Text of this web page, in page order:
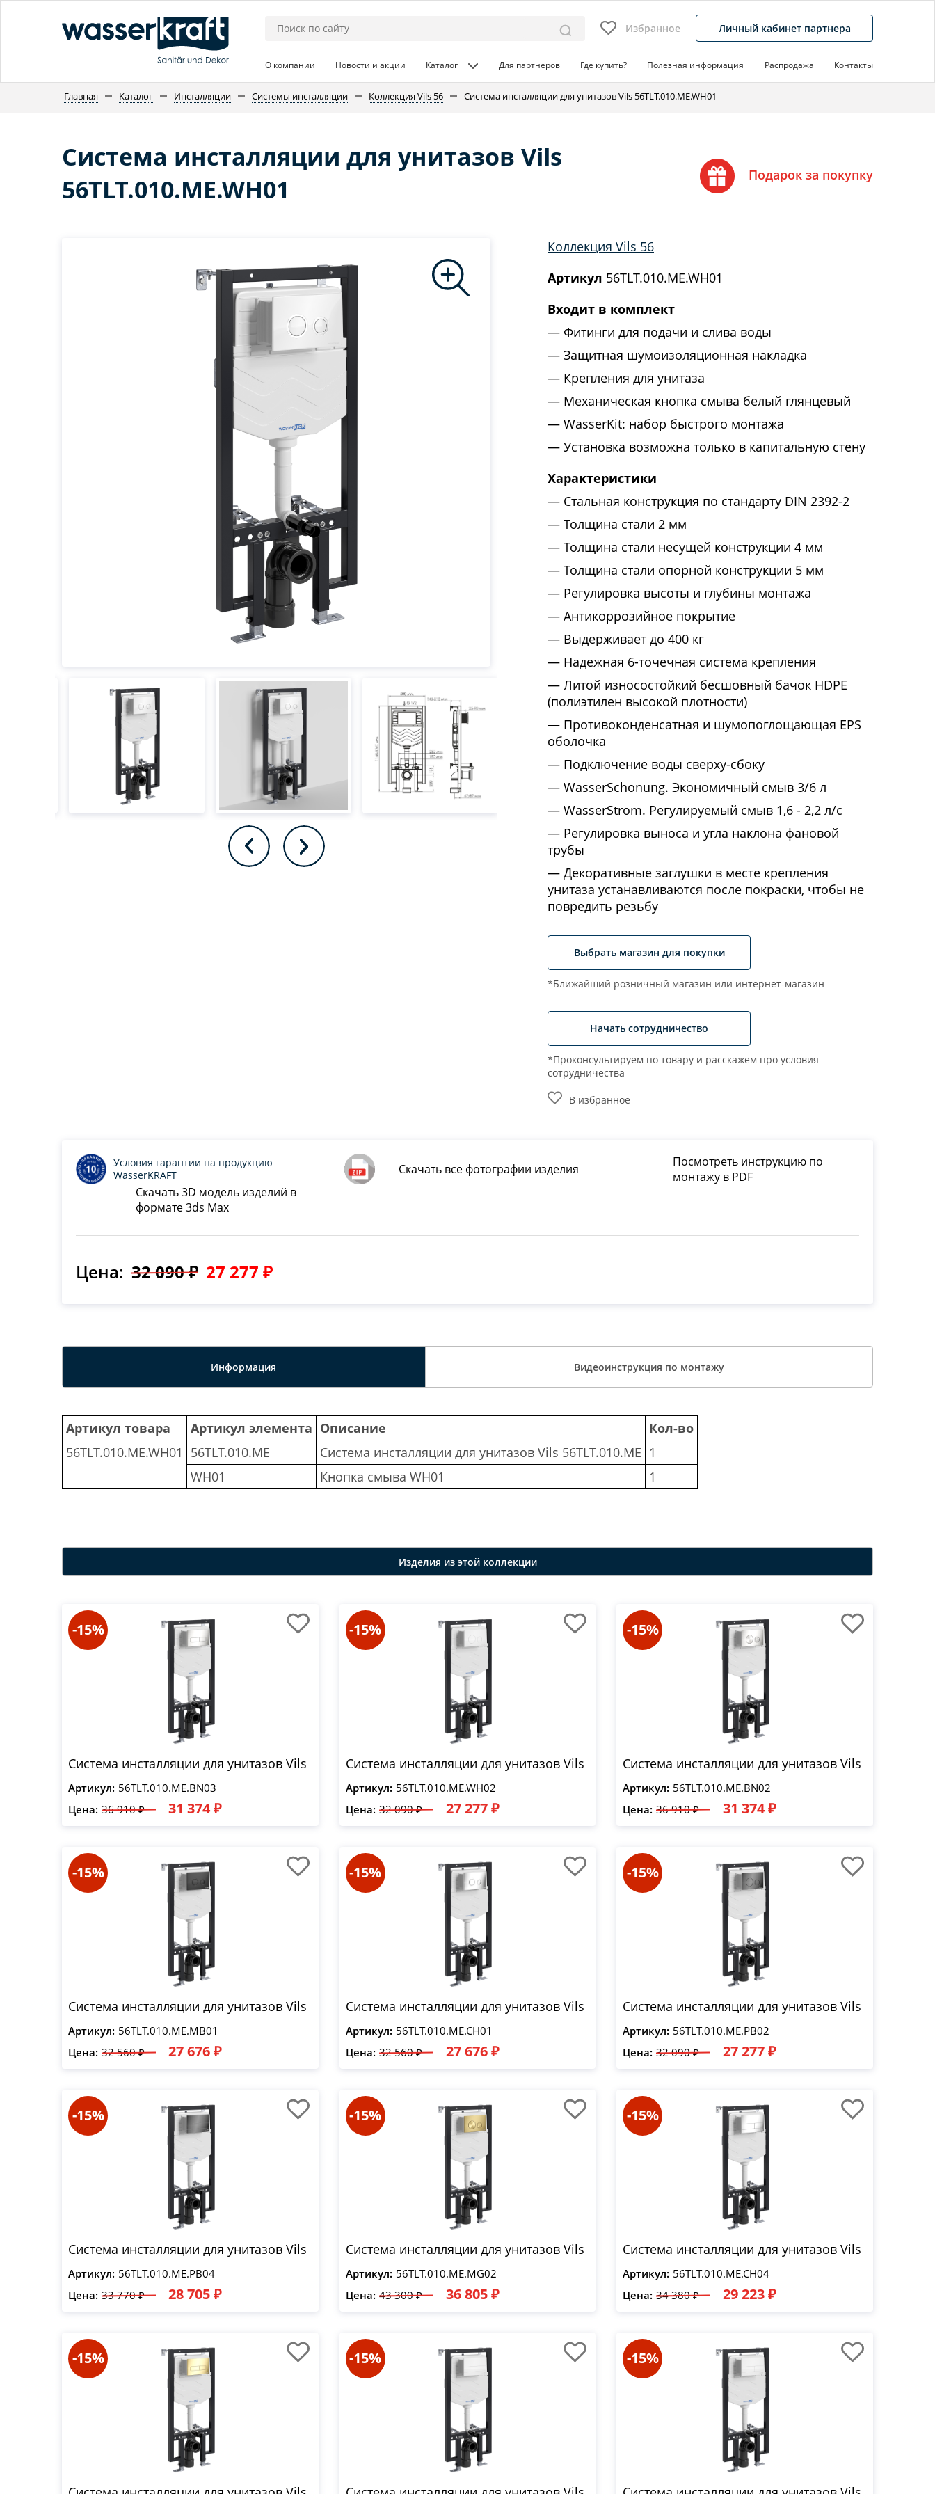
Избранное Личный кабинет партнера
О компании Новости и акции Каталог Для партнёров Где купить? Полезная информация Распродажа Контакты
Главная Каталог Инсталляции Системы инсталляции Коллекция Vils 56 Система инсталляции для унитазов Vils 56TLT.010.ME.WH01
Система инсталляции для унитазов Vils
56TLT.010.ME.WH01
Подарок за покупку
Коллекция Vils 56
Артикул 56TLT.010.ME.WH01
Входит в комплект
Фитинги для подачи и слива воды
Защитная шумоизоляционная накладка
Крепления для унитаза
Механическая кнопка смыва белый глянцевый
WasserKit: набор быстрого монтажа
Установка возможна только в капитальную стену
Характеристики
Стальная конструкция по стандарту DIN 2392-2
Толщина стали 2 мм
Толщина стали несущей конструкции 4 мм
Толщина стали опорной конструкции 5 мм
Регулировка высоты и глубины монтажа
Антикоррозийное покрытие
Выдерживает до 400 кг
Надежная 6-точечная система крепления
Литой износостойкий бесшовный бачок HDPE
(полиэтилен высокой плотности)
Противоконденсатная и шумопоглощающая EPS
оболочка
Подключение воды сверху-сбоку
WasserSchonung. Экономичный смыв 3/6 л
WasserStrom. Регулируемый смыв 1,6 - 2,2 л/с
Регулировка выноса и угла наклона фановой
трубы
Декоративные заглушки в месте крепления
унитаза устанавливаются после покраски, чтобы не
повредить резьбу
Выбрать магазин для покупки
*Ближайший розничный магазин или интернет-магазин
Начать сотрудничество
*Проконсультируем по товару и расскажем про условия
сотрудничества
В избранное
Скачать все фотографии изделия
Посмотреть инструкцию по
монтажу в PDF
Скачать 3D модель изделий в
формате 3ds Max
Условия гарантии на продукцию
WasserKRAFT
Цена: 32 090 ₽ 27 277 ₽
Информация Видеоинструкция по монтажу
Артикул товара
56TLT.010.ME.WH01
Артикул элемента
56TLT.010.ME
WH01
Описание
Система инсталляции для унитазов Vils 56TLT.010.ME
Кнопка смыва WH01
Кол-во
1
1
Изделия из этой коллекции
-15%
Система инсталляции для унитазов Vils
Артикул: 56TLT.010.ME.BN03
Цена: 36 910 ₽ 31 374 ₽
-15%
Система инсталляции для унитазов Vils
Артикул: 56TLT.010.ME.WH02
Цена: 32 090 ₽ 27 277 ₽
-15%
Система инсталляции для унитазов Vils
Артикул: 56TLT.010.ME.BN02
Цена: 36 910 ₽ 31 374 ₽
-15%
Система инсталляции для унитазов Vils
Артикул: 56TLT.010.ME.MB01
Цена: 32 560 ₽ 27 676 ₽
-15%
Система инсталляции для унитазов Vils
Артикул: 56TLT.010.ME.CH01
Цена: 32 560 ₽ 27 676 ₽
-15%
Система инсталляции для унитазов Vils
Артикул: 56TLT.010.ME.PB02
Цена: 32 090 ₽ 27 277 ₽
-15%
Система инсталляции для унитазов Vils
Артикул: 56TLT.010.ME.PB04
Цена: 33 770 ₽ 28 705 ₽
-15%
Система инсталляции для унитазов Vils
Артикул: 56TLT.010.ME.MG02
Цена: 43 300 ₽ 36 805 ₽
-15%
Система инсталляции для унитазов Vils
Артикул: 56TLT.010.ME.CH04
Цена: 34 380 ₽ 29 223 ₽
-15% -15% -15%